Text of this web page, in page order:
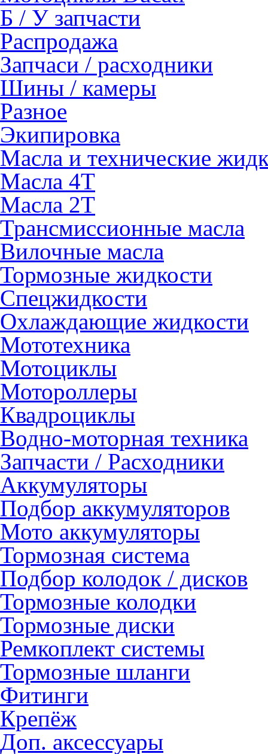
Б / У запчасти
Распродажа
Запчаси / расходники
Шины / камеры
Разное
Экипировка
Масла и технические
Масла 4Т
Масла 2Т
Трансмиссионные масла
Вилочные масла
Тормозные жидкости
Спецжидкости
Охлаждающие жидкости
Мототехника
Мотоциклы
Мотороллеры
Квадроциклы
Водно-моторная техника
Запчасти / Расходники
Аккумуляторы
Подбор аккумуляторов
Мото аккумуляторы
Тормозная система
Подбор колодок / дисков
Тормозные колодки
Тормозные диски
Ремкоплект системы
Тормозные шланги
Фитинги
Крепёж
Доп. аксессуары